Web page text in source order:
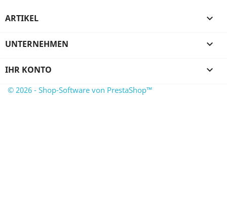
ARTIKEL 
UNTERNEHMEN 
IHR KONTO 
© 2026 - Shop-Software von PrestaShop™